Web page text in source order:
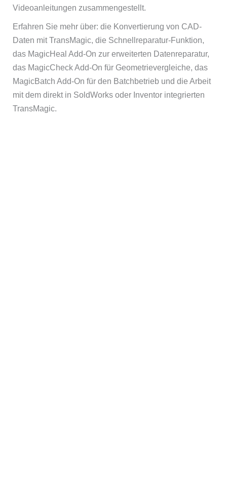
Videoanleitungen zusammengestellt.
Erfahren Sie mehr über: die Konvertierung von CAD-
Daten mit TransMagic, die Schnellreparatur-Funktion,
das MagicHeal Add-On zur erweiterten Datenreparatur,
das MagicCheck Add-On für Geometrievergleiche, das
MagicBatch Add-On für den Batchbetrieb und die Arbeit
mit dem direkt in SoldWorks oder Inventor integrierten
TransMagic.